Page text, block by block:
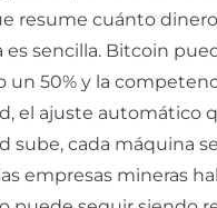
resume cuánto
es sencilla. Bitcoin
un 50% y la
el ajuste automático
sube, cada máquina
empresas mineras